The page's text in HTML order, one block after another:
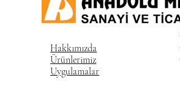
Hakkımızda
Ürünlerimiz
Uygulamalar